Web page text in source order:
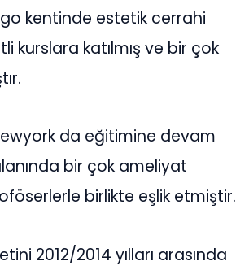
kentinde estetik cerrahi
kurslara katılmış ve bir çok
da eğitimine devam
bir çok ameliyat
birlikte eşlik etmiştir.
2012/2014 yılları arasında